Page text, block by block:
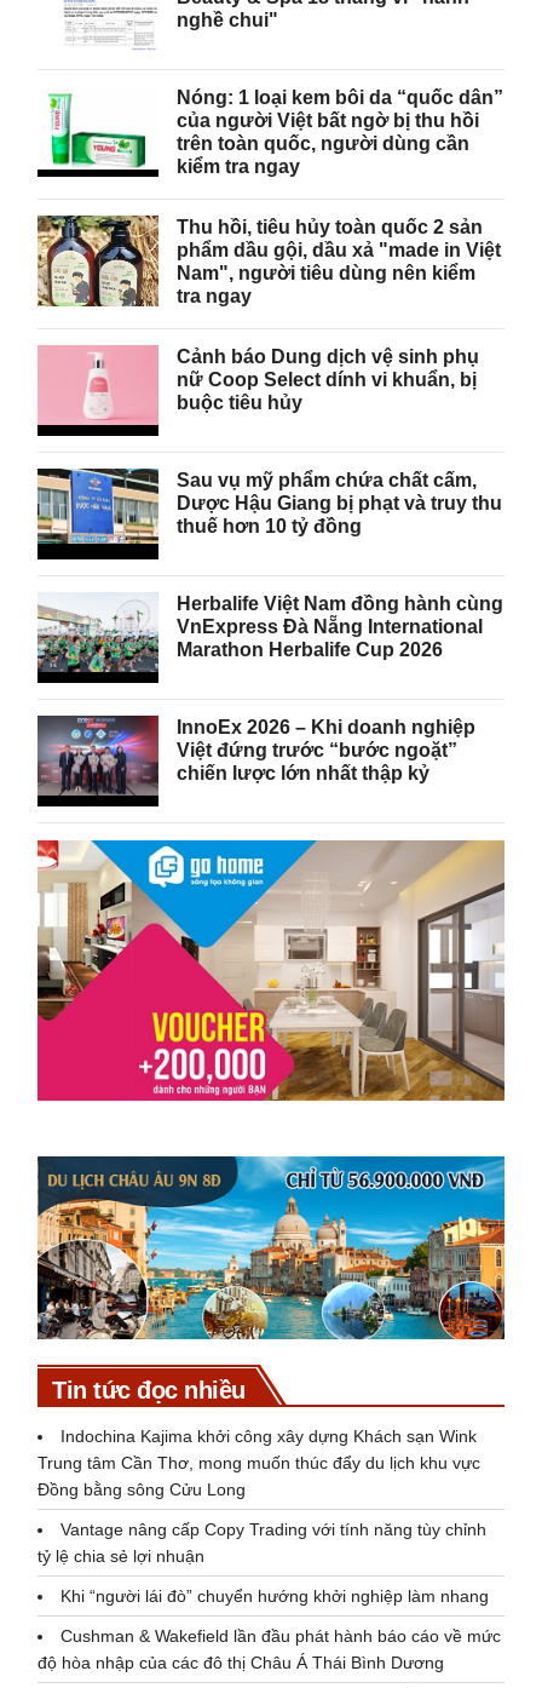
nghề chui"
Nóng: 1 loại kem bôi da “quốc dân”
của người Việt bất ngờ bị thu hồi
trên toàn quốc, người dùng cần
kiểm tra ngay
Thu hồi, tiêu hủy toàn quốc 2 sản
phẩm dầu gội, dầu xả "made in Việt
Nam", người tiêu dùng nên kiểm
tra ngay
Cảnh báo Dung dịch vệ sinh phụ
nữ Coop Select dính vi khuẩn, bị
buộc tiêu hủy
Sau vụ mỹ phẩm chứa chất cấm,
Dược Hậu Giang bị phạt và truy thu
thuế hơn 10 tỷ đồng
Herbalife Việt Nam đồng hành cùng
VnExpress Đà Nẵng International
Marathon Herbalife Cup 2026
InnoEx 2026 – Khi doanh nghiệp
Việt đứng trước “bước ngoặt”
chiến lược lớn nhất thập kỷ
Tin tức đọc nhiều
Indochina Kajima khởi công xây dựng Khách sạn Wink
Trung tâm Cần Thơ, mong muốn thúc đẩy du lịch khu vực
Đồng bằng sông Cửu Long
Vantage nâng cấp Copy Trading với tính năng tùy chỉnh
tỷ lệ chia sẻ lợi nhuận
Khi “người lái đò” chuyển hướng khởi nghiệp làm nhang
Cushman & Wakefield lần đầu phát hành báo cáo về mức
độ hòa nhập của các đô thị Châu Á Thái Bình Dương